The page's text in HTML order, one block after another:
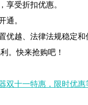
享受折扣优惠。
通。
优越、法律法规稳定
。快来抢购吧！
双十一特惠，限时优惠